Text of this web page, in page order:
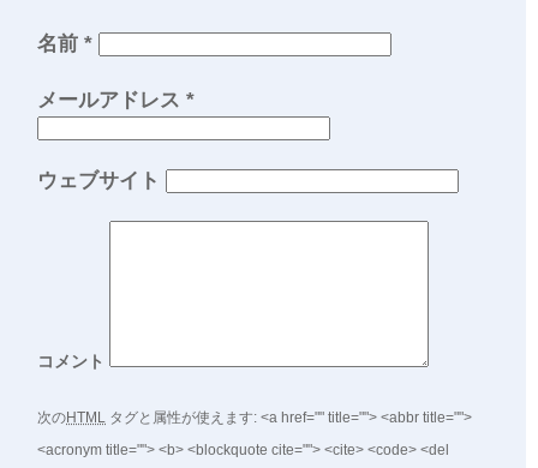
名前 *
メールアドレス *
ウェブサイト
コメント
次のHTML タグと属性が使えます: <a href="" title=""> <abbr title="">
<acronym title=""> <b> <blockquote cite=""> <cite> <code> <del